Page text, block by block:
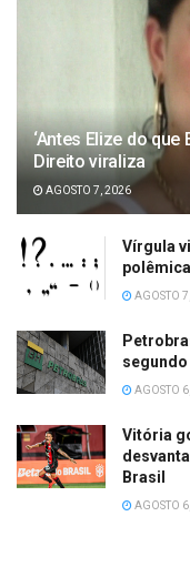
‘Antes Elize do que
Direito viraliza
AGOSTO 7, 2026
Vírgula
AGOSTO
AGOSTO
Vitória
Brasil
AGOSTO